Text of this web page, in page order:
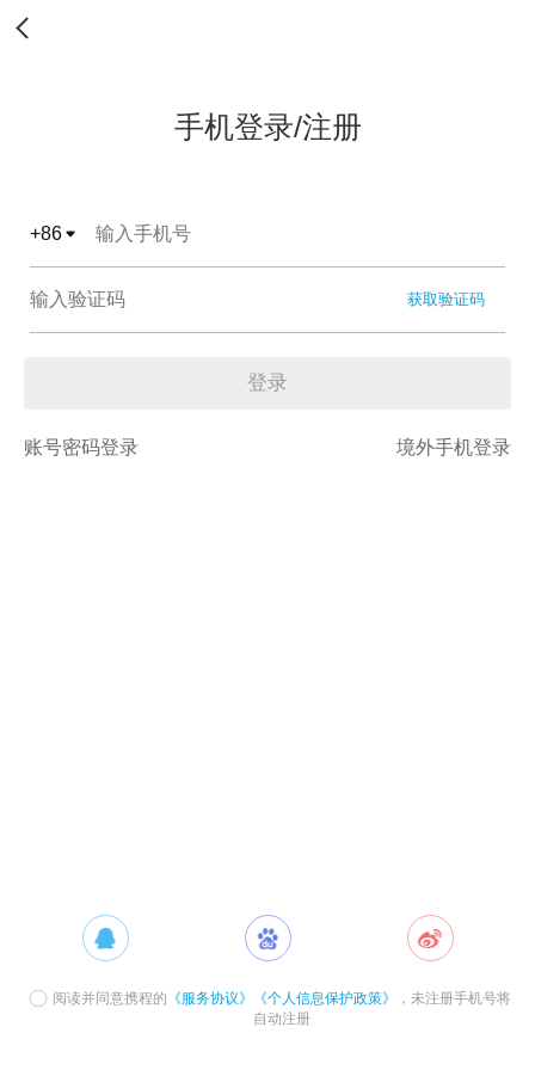
手机登录/注册
+86
获取验证码
登录
账号密码登录 境外手机登录
阅读并同意携程的 《服务协议》 《个人信息保护政策》
，未注册手机号将
自动注册